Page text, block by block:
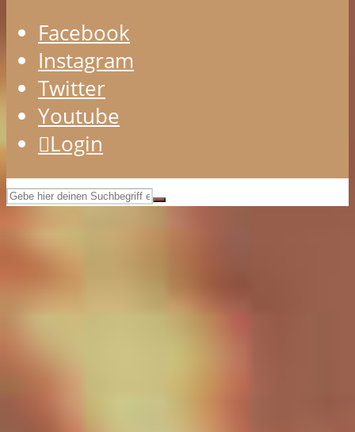
Facebook
Instagram
Twitter
Youtube
Login